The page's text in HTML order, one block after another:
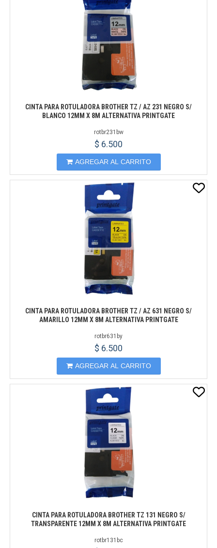
CINTA PARA ROTULADORA BROTHER TZ / AZ 231 NEGRO S/
BLANCO 12MM X 8M ALTERNATIVA PRINTGATE
rotbr231bw
$ 6.500
AGREGAR AL CARRITO
CINTA PARA ROTULADORA BROTHER TZ / AZ 631 NEGRO S/
AMARILLO 12MM X 8M ALTERNATIVA PRINTGATE
rotbr631by
$ 6.500
AGREGAR AL CARRITO
CINTA PARA ROTULADORA BROTHER TZ 131 NEGRO S/
TRANSPARENTE 12MM X 8M ALTERNATIVA PRINTGATE
rotbr131bc